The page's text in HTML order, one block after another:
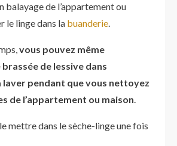
balayage de l’appartement ou
le linge dans la buanderie.
vous pouvez même
de lessive dans
laver pendant que vous nettoyez
de l’appartement ou maison.
mettre dans le sèche-linge une fois